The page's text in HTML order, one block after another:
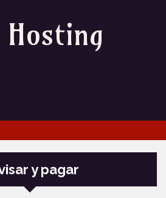
y pagar